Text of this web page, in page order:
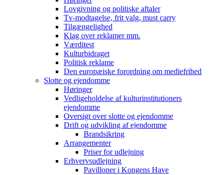
Lovgivning og politiske aftaler
Tv-modtagelse, frit valg, must carry
Tilgængelighed
Klag over reklamer mm.
Værditest
Kulturbidraget
Politisk reklame
Den europæiske forordning om mediefrihed
Slotte og ejendomme
Høringer
Vedligeholdelse af kulturinstitutioners
ejendomme
Oversigt over slotte og ejendomme
Drift og udvikling af ejendomme
Brandsikring
Arrangementer
Priser for udlejning
Erhvervsudlejning
Pavilloner i Kongens Have